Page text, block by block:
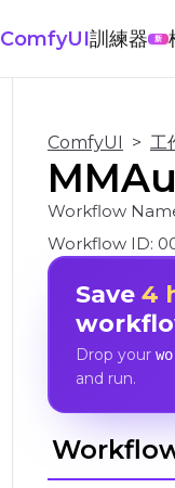
ComfyUI訓練器 新
ComfyUI > 工
Workflow
Workflow ID:
Save 4
Drop your
and run.